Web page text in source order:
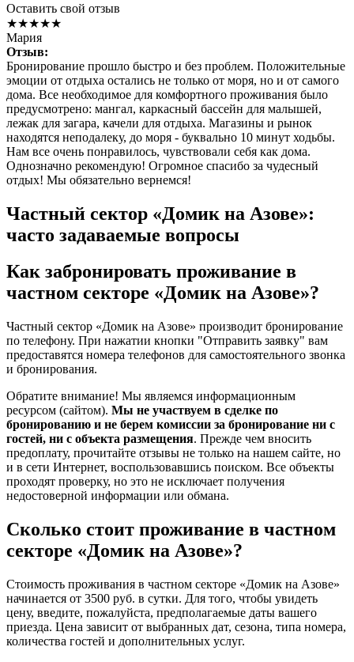
Оставить свой отзыв
★★★★★
Мария
Отзыв:
Бронирование прошло быстро и без проблем. Положительные
эмоции от отдыха остались не только от моря, но и от самого
дома. Все необходимое для комфортного проживания было
предусмотрено: мангал, каркасный бассейн для малышей,
лежак для загара, качели для отдыха. Магазины и рынок
находятся неподалеку, до моря - буквально 10 минут ходьбы.
Нам все очень понравилось, чувствовали себя как дома.
Однозначно рекомендую! Огромное спасибо за чудесный
отдых! Мы обязательно вернемся!
Частный сектор «Домик на Азове»:
часто задаваемые вопросы
Как забронировать проживание в
частном секторе «Домик на Азове»?
Частный сектор «Домик на Азове» производит бронирование
по телефону. При нажатии кнопки "Отправить заявку" вам
предоставятся номера телефонов для самостоятельного звонка
и бронирования.
Обратите внимание! Мы являемся информационным
ресурсом (сайтом). Мы не участвуем в сделке по
бронированию и не берем комиссии за бронирование ни с
гостей, ни с объекта размещения. Прежде чем вносить
предоплату, прочитайте отзывы не только на нашем сайте, но
и в сети Интернет, воспользовавшись поиском. Все объекты
проходят проверку, но это не исключает получения
недостоверной информации или обмана.
Сколько стоит проживание в частном
секторе «Домик на Азове»?
Стоимость проживания в частном секторе «Домик на Азове»
начинается от 3500 руб. в сутки. Для того, чтобы увидеть
цену, введите, пожалуйста, предполагаемые даты вашего
приезда. Цена зависит от выбранных дат, сезона, типа номера,
количества гостей и дополнительных услуг.